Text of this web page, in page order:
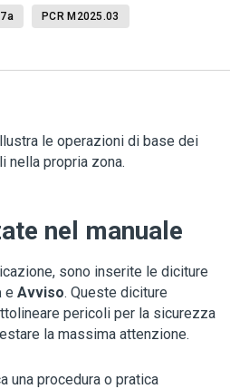
PCR M2025.03
le operazioni di base dei
nella propria zona.
nel manuale
sono inserite le diciture
e Avviso. Queste diciture
pericoli per la sicurezza
la massima attenzione.
una procedura o pratica